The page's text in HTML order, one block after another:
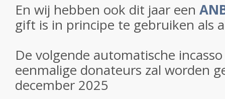
En wij hebben ook dit jaar een
gift is in principe te gebruiken als
De volgende automatische
eenmalige donateurs zal worden
december 2025